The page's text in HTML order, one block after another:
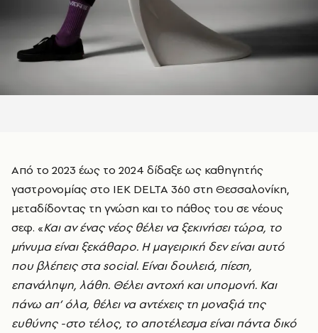
Από το 2023 έως το 2024 δίδαξε ως καθηγητής
γαστρονομίας στο IEK DELTA 360 στη Θεσσαλονίκη,
μεταδίδοντας τη γνώση και το πάθος του σε νέους
σεφ. «Και αν ένας νέος θέλει να ξεκινήσει τώρα, το
μήνυμα είναι ξεκάθαρο. Η μαγειρική δεν είναι αυτό
που βλέπεις στα social. Είναι δουλειά, πίεση,
επανάληψη, λάθη. Θέλει αντοχή και υπομονή. Και
πάνω απ’ όλα, θέλει να αντέχεις τη μοναξιά της
ευθύνης -στο τέλος, το αποτέλεσμα είναι πάντα δικό